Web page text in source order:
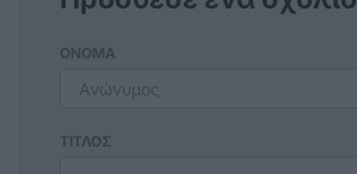
ΟΝΟΜΑ
ΤΙΤΛΟΣ